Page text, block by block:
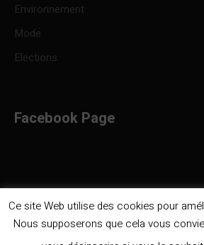
Environnement
Mode
Elections
Facebook Page
Ce site Web utilise des cookies pour
Nous supposerons que cela vous